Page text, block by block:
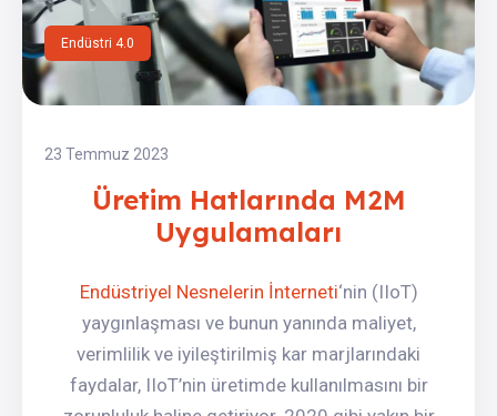
Endüstri 4.0
23 Temmuz 2023
Üretim Hatlarında M2M
Uygulamaları
Endüstriyel Nesnelerin İnterneti‘nin (IIoT)
yaygınlaşması ve bunun yanında maliyet,
verimlilik ve iyileştirilmiş kar marjlarındaki
faydalar, IIoT’nin üretimde kullanılmasını bir